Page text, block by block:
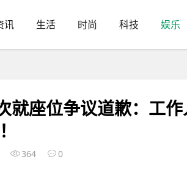
讯 生活 时尚 科技 娱乐
就座位争议道歉：工
364 0